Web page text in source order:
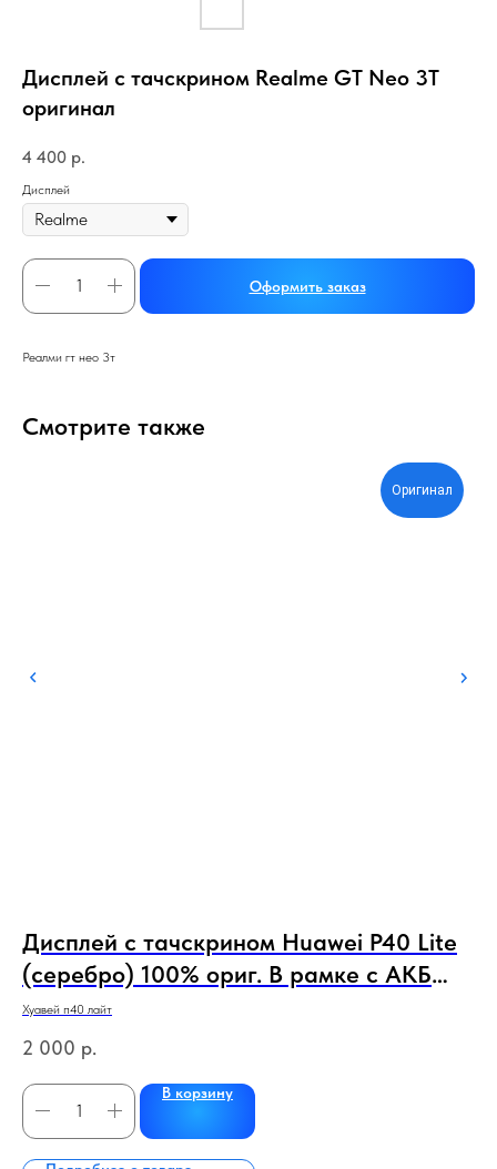
Дисплей с тачскрином Realme GT Neo 3T
оригинал
4 400 р.
Дисплей
Оформить заказ
Реалми гт нео 3т
Смотрите также
Оригинал
Дисплей с тачскрином Huawei P40 Lite
(серебро) 100% ориг. В рамке с АКБ
НОВЫЕ СЕРВИСНЫЕ
Хуавей п40 лайт
2 000 р.
В корзину